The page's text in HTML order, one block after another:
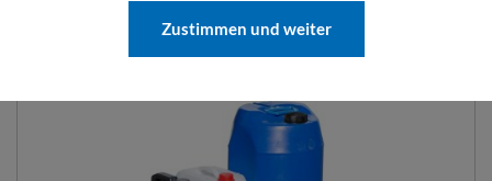
Zustimmen und weiter